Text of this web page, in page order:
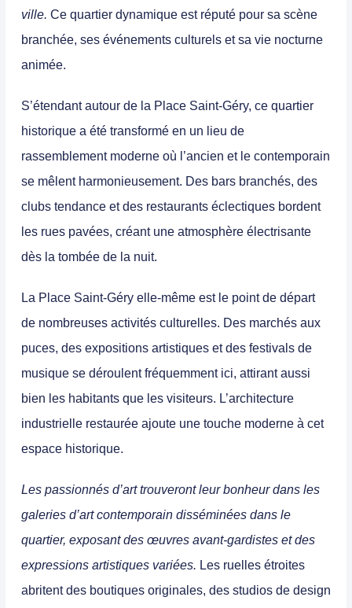
ville. Ce quartier dynamique est réputé pour sa scène
branchée, ses événements culturels et sa vie nocturne
animée.
S’étendant autour de la Place Saint-Géry, ce quartier
historique a été transformé en un lieu de
rassemblement moderne où l’ancien et le contemporain
se mêlent harmonieusement. Des bars branchés, des
clubs tendance et des restaurants éclectiques bordent
les rues pavées, créant une atmosphère électrisante
dès la tombée de la nuit.
La Place Saint-Géry elle-même est le point de départ
de nombreuses activités culturelles. Des marchés aux
puces, des expositions artistiques et des festivals de
musique se déroulent fréquemment ici, attirant aussi
bien les habitants que les visiteurs. L’architecture
industrielle restaurée ajoute une touche moderne à cet
espace historique.
Les passionnés d’art trouveront leur bonheur dans les
galeries d’art contemporain disséminées dans le
quartier, exposant des œuvres avant-gardistes et des
expressions artistiques variées. Les ruelles étroites
abritent des boutiques originales, des studios de design